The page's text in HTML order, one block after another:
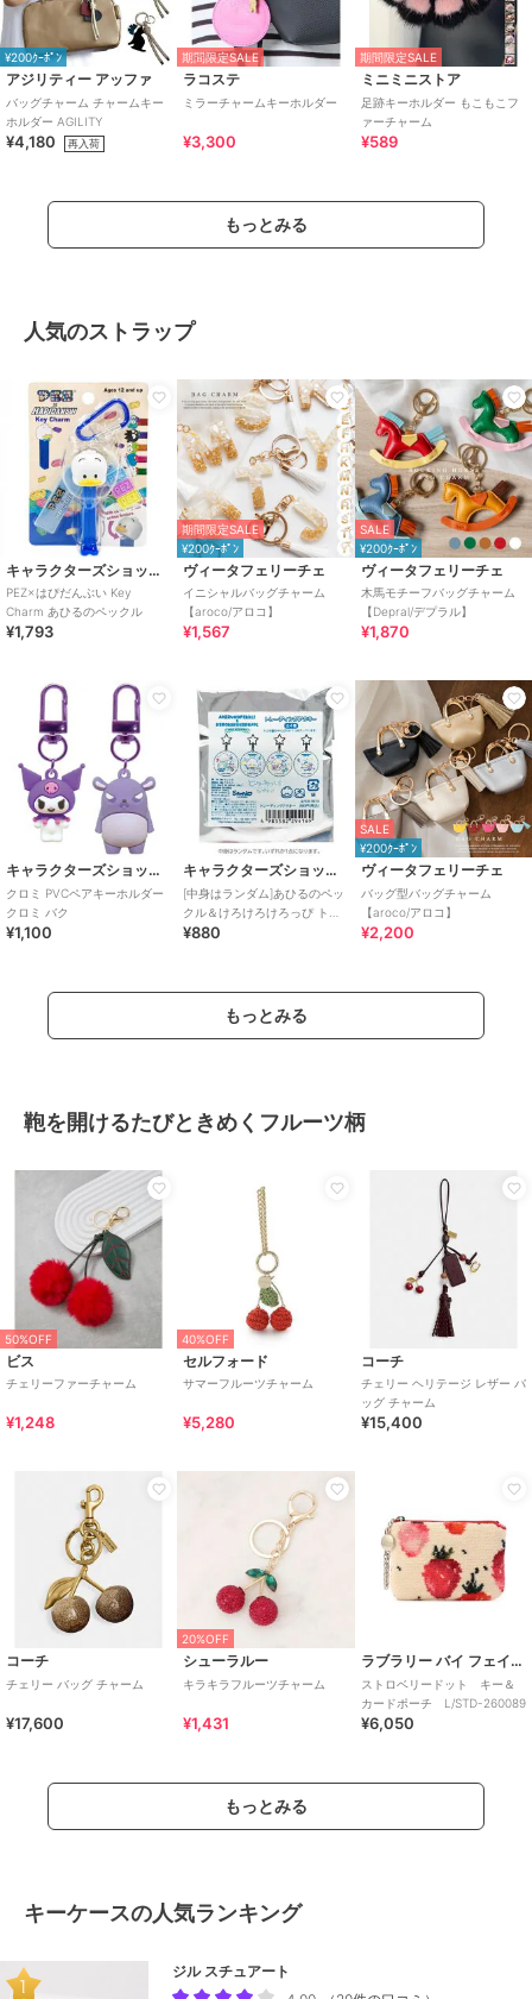
¥200ｸｰﾎﾟﾝ
アジリティー アッファ
バッグチャーム チャームキー
ホルダー AGILITY
¥4,180 再入荷
期間限定SALE
ラコステ
ミラーチャームキーホルダー
¥3,300
期間限定SALE
ミニミニストア
足跡キーホルダー もこもこフ
ァーチャーム
¥589
もっとみる
人気のストラップ
キャラクターズショップ ラフラフ
PEZ×はぴだんぶい Key
Charm あひるのペックル
¥1,793
期間限定SALE
¥200ｸｰﾎﾟﾝ
ヴィータフェリーチェ
イニシャルバッグチャーム
【aroco/アロコ】
¥1,567
SALE
¥200ｸｰﾎﾟﾝ
ヴィータフェリーチェ
木馬モチーフバッグチャーム
【Depral/デプラル】
¥1,870
キャラクターズショップ ラフラフ
クロミ PVCペアキーホルダー
クロミ バク
¥1,100
キャラクターズショップ ラフラフ
[中身はランダム]あひるのペッ
クル＆けろけろけろっぴ トレ
ーディングアクキー DollyMix
¥880
SALE
¥200ｸｰﾎﾟﾝ
ヴィータフェリーチェ
バッグ型バッグチャーム
【aroco/アロコ】
¥2,200
もっとみる
鞄を開けるたびときめくフルーツ柄
50%OFF
ビス
チェリーファーチャーム
¥1,248
40%OFF
セルフォード
サマーフルーツチャーム
¥5,280
コーチ
チェリー ヘリテージ レザー バ
ッグ チャーム
¥15,400
コーチ
チェリー バッグ チャーム
¥17,600
20%OFF
シューラルー
キラキラフルーツチャーム
¥1,431
ラブラリー バイ フェイラー
ストロベリードット キー＆
カードポーチ L/STD-260089
¥6,050
もっとみる
キーケースの人気ランキング
ジル スチュアート